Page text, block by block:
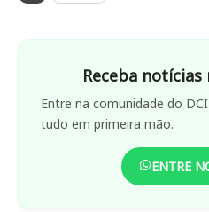
Receba
Entre na comunidade do
tudo em primeira mão.
ENTRE